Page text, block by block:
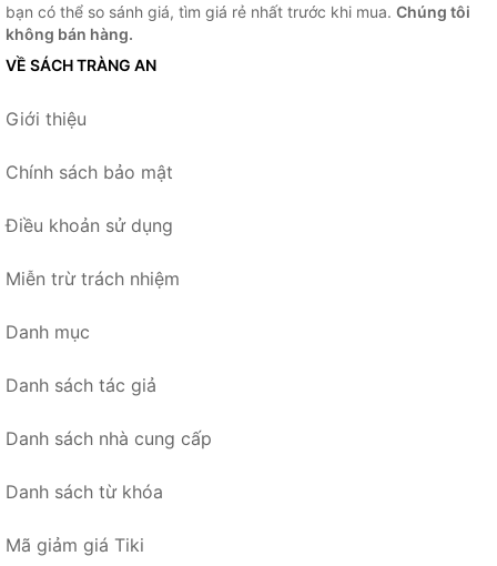
bạn có thể so sánh giá, tìm giá rẻ nhất trước khi mua. Chúng tôi
không bán hàng.
VỀ SÁCH TRÀNG AN
Giới thiệu
Chính sách bảo mật
Điều khoản sử dụng
Miễn trừ trách nhiệm
Danh mục
Danh sách tác giả
Danh sách nhà cung cấp
Danh sách từ khóa
Mã giảm giá Tiki